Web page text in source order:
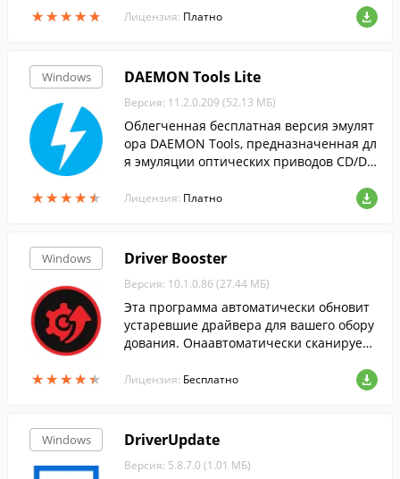
★★★★★
★★★★★
льзователей в терминальной сессии Mic
Лицензия: Платно
Windows
★★★★★
★★★★★
DAEMON Tools Lite
Версия: 11.2.0.209 (52.13 МБ)
Облегченная бесплатная версия эмулят
ора DAEMON Tools, предназначенная дл
я эмуляции оптических приводов CD/DV
Лицензия: Платно
Windows
★★★★★
★★★★★
Driver Booster
Версия: 10.1.0.86 (27.44 МБ)
Эта программа автоматически обновит
устаревшие драйвера для вашего обору
дования. Онаавтоматически сканирует
йвера....
Лицензия: Бесплатно
Windows DriverUpdate
Версия: 5.8.7.0 (1.01 МБ)